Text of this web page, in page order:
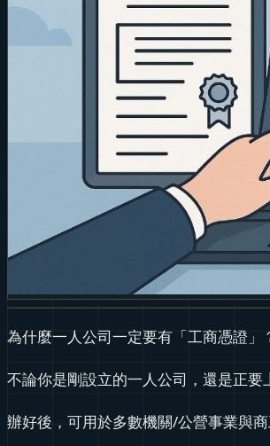
為什麼一人公司一定要有「工商憑證」
不論你是剛設立的一人公司，還是正要
辦好後，可用於多數機關/公營事業與